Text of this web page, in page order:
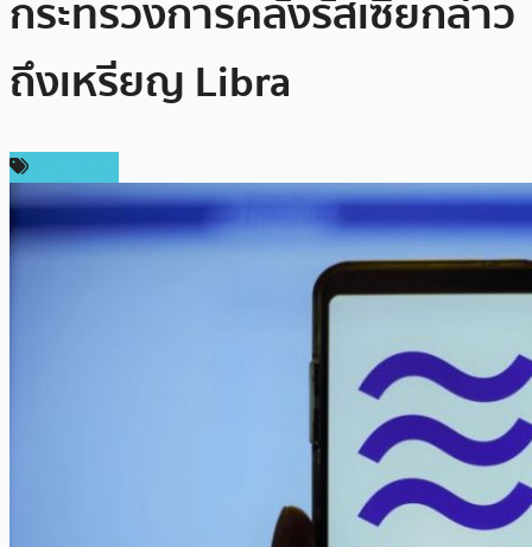
กระทรวงการคลังรัสเซียกล่าว
ถึงเหรียญ Libra